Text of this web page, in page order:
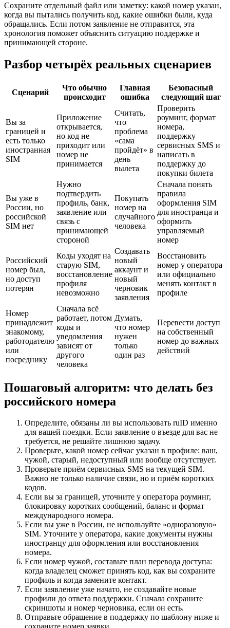
Сохраните отдельный файл или заметку: какой номер указан,
когда вы пытались получить код, какие ошибки были, куда
обращались. Если потом заявление не отправится, эта
хронология поможет объяснить ситуацию поддержке и
принимающей стороне.
Разбор четырёх реальных сценариев
Сценарий
Что обычно
происходит
Главная
ошибка
Безопасный
следующий шаг
Вы за
границей и
есть только
иностранная
SIM
Приложение
открывается,
но код не
приходит или
номер не
принимается
Считать,
что
проблема
«сама
пройдёт» в
день
вылета
Проверить
роуминг, формат
номера,
поддержку
сервисных SMS и
написать в
поддержку до
покупки билета
Вы уже в
России, но
российской
SIM нет
Нужно
подтвердить
профиль, банк,
заявление или
связь с
принимающей
стороной
Покупать
номер на
случайного
человека
Сначала понять
правила
оформления SIM
для иностранца и
оформить
управляемый
номер
Российский
номер был,
но доступ
потерян
Коды уходят на
старую SIM,
восстановление
профиля
невозможно
Создавать
новый
аккаунт и
новый
черновик
заявления
Восстановить
номер у оператора
или официально
менять контакт в
профиле
Номер
принадлежит
знакомому,
работодателю
или
посреднику
Сначала всё
работает, потом
коды и
уведомления
зависят от
другого
человека
Думать,
что номер
нужен
только
один раз
Перевести доступ
на собственный
номер до важных
действий
Пошаговый алгоритм: что делать без
российского номера
Определите, обязаны ли вы использовать ruID именно
для вашей поездки. Если заявление о въезде для вас не
требуется, не решайте лишнюю задачу.
Проверьте, какой номер сейчас указан в профиле: ваш,
чужой, старый, недоступный или вообще отсутствует.
Проверьте приём сервисных SMS на текущей SIM.
Важно не только наличие связи, но и приём коротких
кодов.
Если вы за границей, уточните у оператора роуминг,
блокировку коротких сообщений, баланс и формат
международного номера.
Если вы уже в России, не используйте «одноразовую»
SIM. Уточните у оператора, какие документы нужны
иностранцу для оформления или восстановления
номера.
Если номер чужой, составьте план перевода доступа:
когда владелец сможет принять код, как вы сохраните
профиль и когда замените контакт.
Если заявление уже начато, не создавайте новые
профили до ответа поддержки. Сначала сохраните
скриншоты и номер черновика, если он есть.
Отправьте обращение в поддержку по шаблону ниже и